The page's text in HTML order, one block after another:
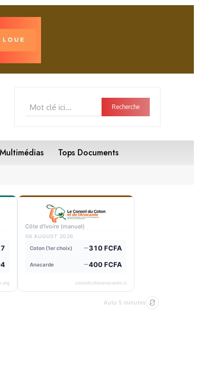
Mot clé ici... Recherche
Tops Documents
Côte d'Ivoire (manuel)
06 AUGUST 2026
Coton (1er choix)
310 FCFA
Anacarde 400 FCFA
conseilcotonanacarde.ci
Auto 5 minutes